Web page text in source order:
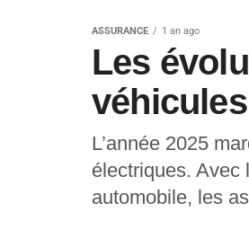
ASSURANCE 1 an ago
Les
L’année 2025
électriques. Avec
automobile, les